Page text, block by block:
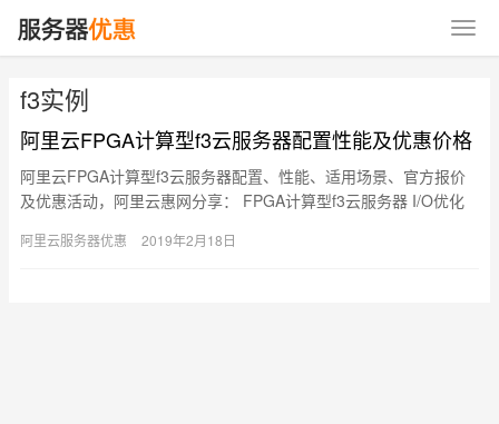
f3实例
阿里云FPGA计算型f3云服务器配置性能及优惠价格
阿里云FPGA计算型f3云服务器配置、性能、适用场景、官方报价
及优惠活动，阿里云惠网分享： FPGA计算型f3云服务器 I/O优化
阿里云服务器优惠 2019年2月18日